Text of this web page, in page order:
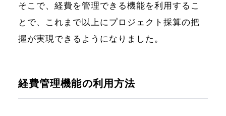
そこで、経費を管理できる機能を利用するこ
とで、これまで以上にプロジェクト採算の把
握が実現できるようになりました。
経費管理機能の利用方法